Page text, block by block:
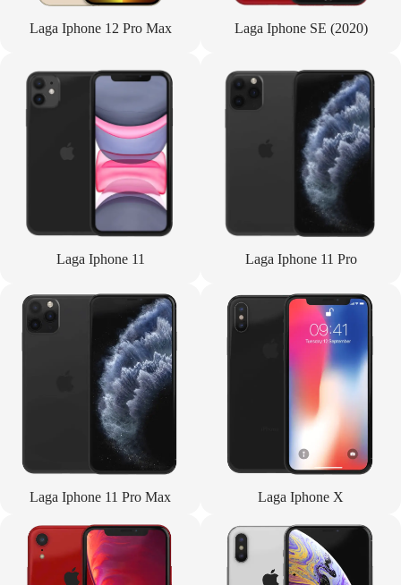
Laga Iphone 12 Pro Max Laga Iphone SE (2020)
Laga Iphone 11 Laga Iphone 11 Pro
Laga Iphone 11 Pro Max Laga Iphone X